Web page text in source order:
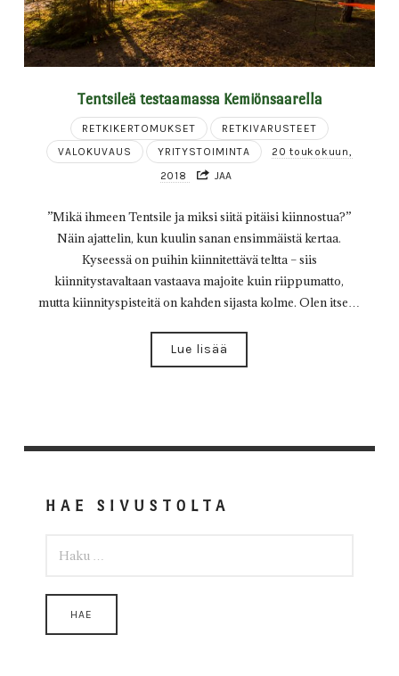
Tentsileä testaamassa Kemiönsaarella
RETKIKERTOMUKSET
RETKIVARUSTEET
VALOKUVAUS
YRITYSTOIMINTA
20 toukokuun,
2018
JAA
”Mikä ihmeen Tentsile ja miksi siitä pitäisi kiinnostua?”
Näin ajattelin, kun kuulin sanan ensimmäistä kertaa.
Kyseessä on puihin kiinnitettävä teltta – siis
kiinnitystavaltaan vastaava majoite kuin riippumatto,
mutta kiinnityspisteitä on kahden sijasta kolme. Olen itse…
Lue lisää
HAE SIVUSTOLTA